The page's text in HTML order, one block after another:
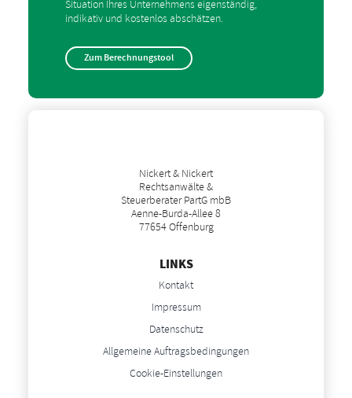
Situation Ihres Unternehmens eigenständig,
indikativ und kostenlos abschätzen.
Zum Berechnungstool
Nickert & Nickert
Rechtsanwälte &
Steuerberater PartG mbB
Aenne-Burda-Allee 8
77654 Offenburg
LINKS
Kontakt
Impressum
Datenschutz
Allgemeine Auftragsbedingungen
Cookie-Einstellungen